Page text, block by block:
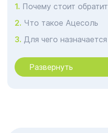
Почему стоит
Что такое Ацесоль
Для чего
Механизм действия
Противопоказания
Развернуть